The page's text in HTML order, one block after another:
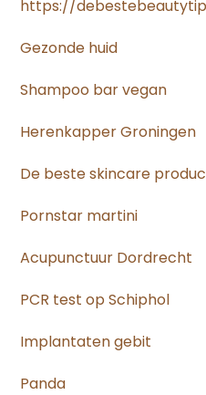
https://
Gezonde huid
Shampoo bar vegan
Herenkapper Groningen
De beste skincare
Pornstar martini
Acupunctuur Dordrecht
PCR test op Schiphol
Implantaten gebit
Panda